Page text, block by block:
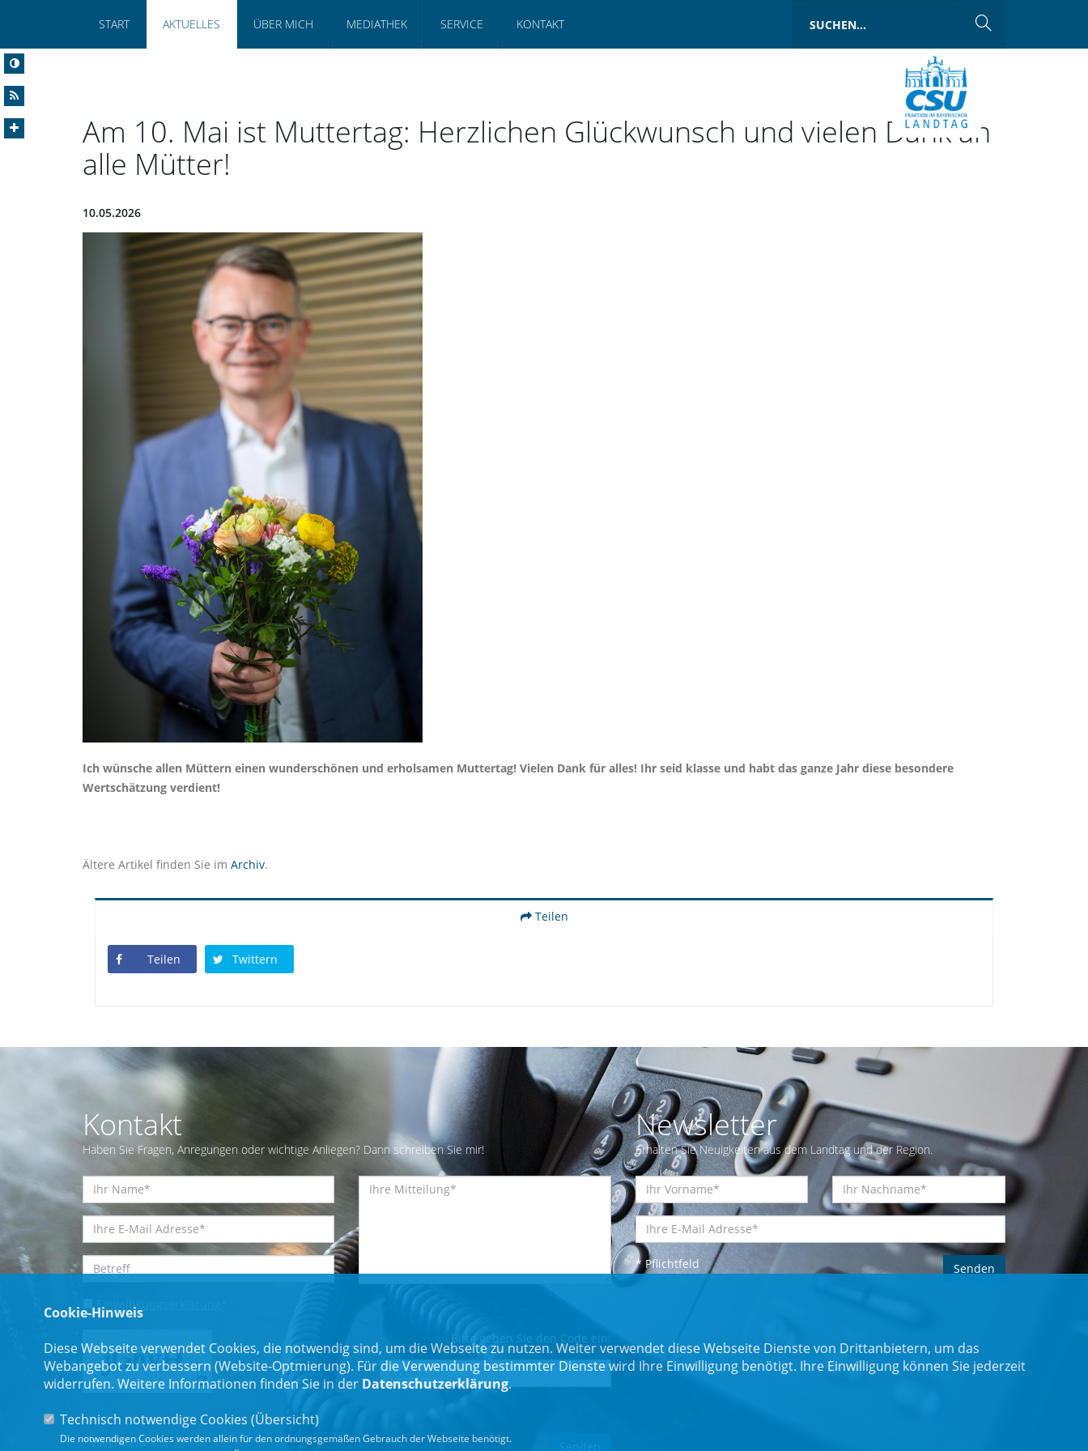
START AKTUELLES ÜBER MICH MEDIATHEK SERVICE KONTAKT
Am 10. Mai ist Muttertag: Herzlichen Glückwunsch und vielen Dank an
alle Mütter!
10.05.2026
Ich wünsche allen Müttern einen wunderschönen und erholsamen Muttertag! Vielen Dank für alles! Ihr seid klasse und habt das ganze Jahr diese besondere
Wertschätzung verdient!
Ältere Artikel finden Sie im Archiv.
Teilen
Teilen Twittern
Kontakt
Haben Sie Fragen, Anregungen oder wichtige Anliegen? Dann schreiben Sie mir!
Einwilligungserklärung
Bitte geben Sie den Code ein:
* Pflichtfeld
Newsletter
Erhalten Sie Neuigkeiten aus dem Landtag und der Region.
* Pflichtfeld
Cookie-Hinweis
Diese Webseite verwendet Cookies, die notwendig sind, um die Webseite zu nutzen. Weiter verwendet diese Webseite Dienste von Drittanbietern, um das
Webangebot zu verbessern (Website-Optmierung). Für die Verwendung bestimmter Dienste wird Ihre Einwilligung benötigt. Ihre Einwilligung können Sie jederzeit
widerrufen. Weitere Informationen finden Sie in der Datenschutzerklärung.
Technisch notwendige Cookies (Übersicht)
Die notwendigen Cookies werden allein für den ordnungsgemäßen Gebrauch der Webseite benötigt.